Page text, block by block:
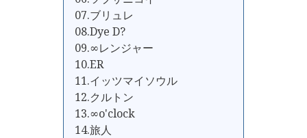
07.ブリュレ
08.Dye D?
09.∞レンジャー
10.ER
11.イッツマイソウル
12.クルトン
13.∞o'clock
14.旅人